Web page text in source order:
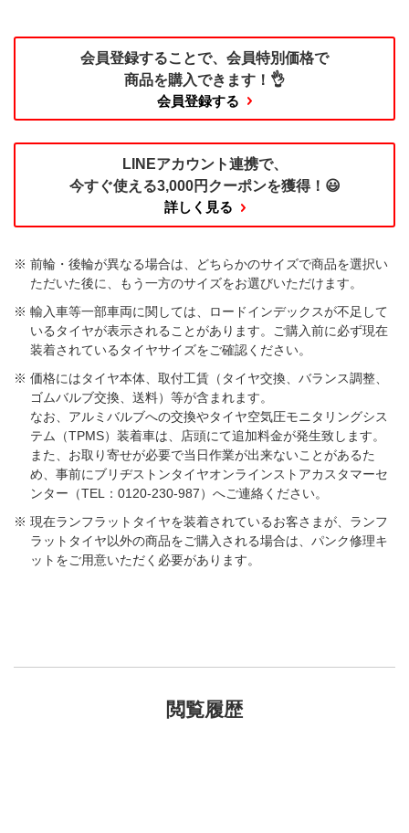
会員登録することで、 会員特別価格で
商品を購入できます！👌
会員登録する
LINEアカウント連携で、
今すぐ使える3,000円クーポンを獲得！😃
詳しく見る
前輪・後輪が異なる場合は、どちらかのサイズで商品を選択い
ただいた後に、もう一方のサイズをお選びいただけます。​
輸入車等一部車両に関しては、ロードインデックスが不足して
いるタイヤが表示されることがあります。ご購入前に必ず現在
装着されているタイヤサイズをご確認ください。
価格にはタイヤ本体、取付工賃（タイヤ交換、バランス調整、
ゴムバルブ交換、送料）等が含まれます。
なお、アルミバルブへの交換やタイヤ空気圧モニタリングシス
テム（TPMS）装着車は、店頭にて追加料金が発生致します。
また、お取り寄せが必要で当日作業が出来ないことがあるた
め、事前にブリヂストンタイヤオンラインストアカスタマーセ
ンター（TEL：0120-230-987）へご連絡ください。
現在ランフラットタイヤを装着されているお客さまが、ランフ
ラットタイヤ以外の商品をご購入される場合は、パンク修理キ
ットをご用意いただく必要があります。
閲覧履歴